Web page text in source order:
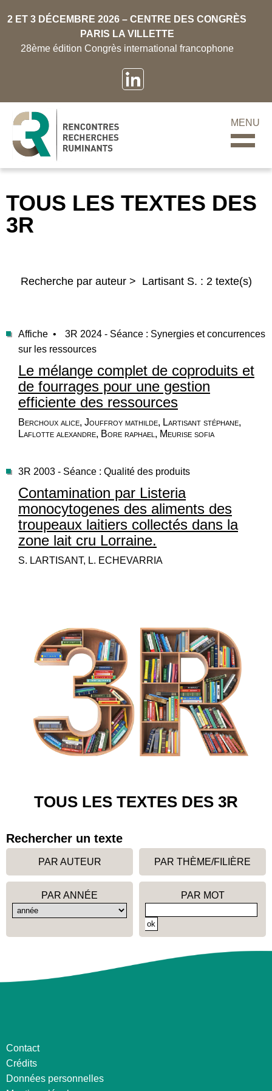
2 ET 3 DÉCEMBRE 2026 – CENTRE DES CONGRÈS
PARIS LA VILLETTE
28ème édition Congrès international francophone
MENU
TOUS LES TEXTES DES
3R
Recherche par auteur > Lartisant S. : 2 texte(s)
Affiche •
3R 2024 - Séance : Synergies et concurrences
sur les ressources
Le mélange complet de coproduits et
de fourrages pour une gestion
efficiente des ressources
Berchoux alice, Jouffroy mathilde, Lartisant stéphane,
Laflotte alexandre, Bore raphael, Meurise sofia
3R 2003 - Séance : Qualité des produits
Contamination par Listeria
monocytogenes des aliments des
troupeaux laitiers collectés dans la
zone lait cru Lorraine.
S. LARTISANT, L. ECHEVARRIA
TOUS LES TEXTES DES 3R
Rechercher un texte
PAR AUTEUR PAR THÈME/FILIÈRE
PAR ANNÉE PAR MOT
Contact
Crédits
Données personnelles